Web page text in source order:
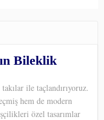
Bileklik
ile taçlandırıyoruz.
hem de modern
özel tasarımlar